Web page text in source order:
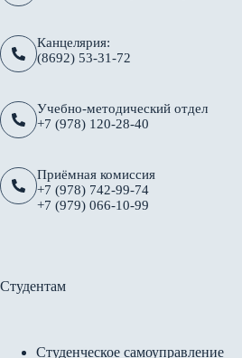
Канцелярия:
(8692) 53-31-72
Учебно-методический отдел
+7 (978) 120-28-40
Приёмная комиссия
+7 (978) 742-99-74
+7 (979) 066-10-99
Студентам
Студенческое самоуправление